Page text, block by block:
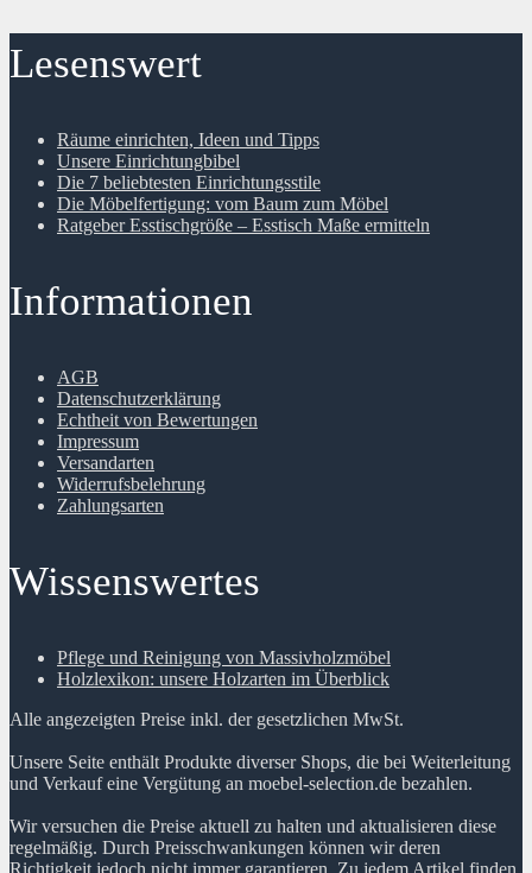
Lesenswert
Räume einrichten, Ideen und Tipps
Unsere Einrichtungbibel
Die 7 beliebtesten Einrichtungsstile
Die Möbelfertigung: vom Baum zum Möbel
Ratgeber Esstischgröße – Esstisch Maße ermitteln
Informationen
AGB
Datenschutzerklärung
Echtheit von Bewertungen
Impressum
Versandarten
Widerrufsbelehrung
Zahlungsarten
Wissenswertes
Pflege und Reinigung von Massivholzmöbel
Holzlexikon: unsere Holzarten im Überblick
Alle angezeigten Preise inkl. der gesetzlichen MwSt.
Unsere Seite enthält Produkte diverser Shops, die bei Weiterleitung
und Verkauf eine Vergütung an moebel-selection.de bezahlen.
Wir versuchen die Preise aktuell zu halten und aktualisieren diese
regelmäßig. Durch Preisschwankungen können wir deren